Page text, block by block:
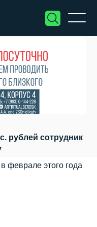
рублей сотрудник
феврале этого года